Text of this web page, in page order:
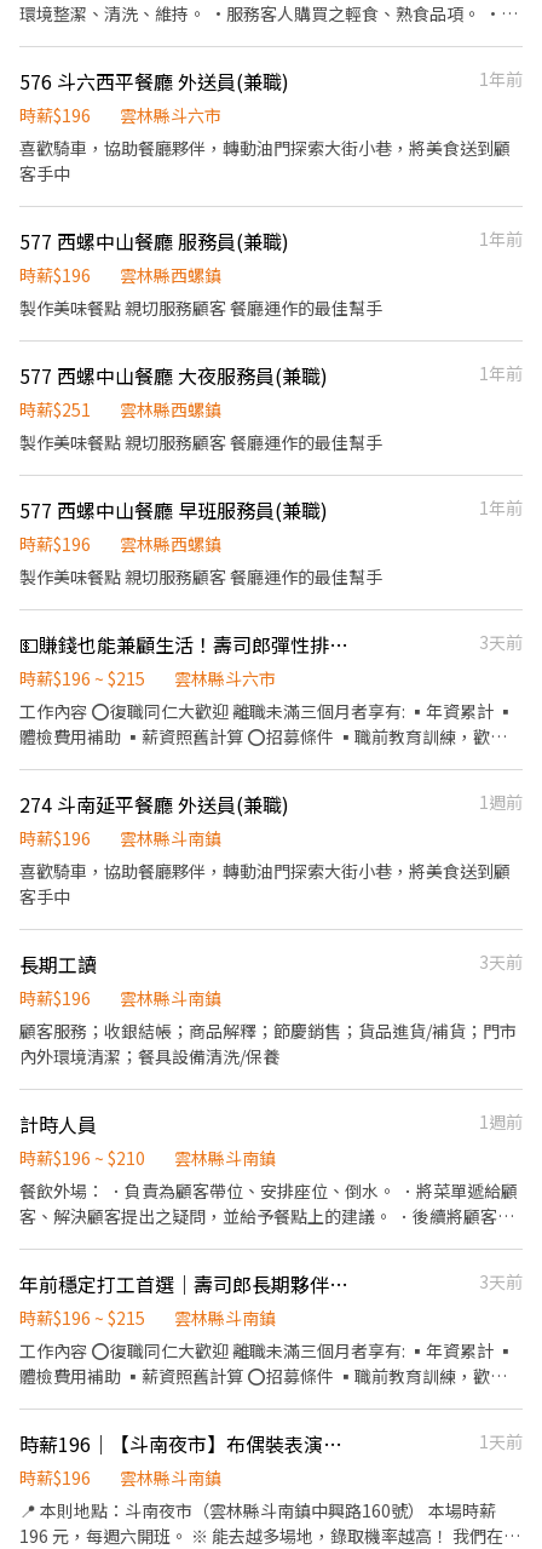
環境整潔、清洗、維持。 ·服務客人購買之輕食、熟食品項。 ·定
576 斗六西平餐廳 外送員(兼職)
1年前
時薪$196
雲林縣斗六市
喜歡騎車，協助餐廳夥伴，轉動油門探索大街小巷，將美食送到顧
客手中
577 西螺中山餐廳 服務員(兼職)
1年前
時薪$196
雲林縣西螺鎮
製作美味餐點 親切服務顧客 餐廳運作的最佳幫手
577 西螺中山餐廳 大夜服務員(兼職)
1年前
時薪$251
雲林縣西螺鎮
製作美味餐點 親切服務顧客 餐廳運作的最佳幫手
577 西螺中山餐廳 早班服務員(兼職)
1年前
時薪$196
雲林縣西螺鎮
製作美味餐點 親切服務顧客 餐廳運作的最佳幫手
💵賺錢也能兼顧生活！壽司郎彈性排班招募
3天前
時薪$196 ~ $215
雲林縣斗六市
工作內容 ⭕復職同仁大歡迎 離職未滿三個月者享有: ▪年資累計 ▪
體檢費用補助 ▪薪資照舊計算 ⭕招募條件 ▪職前教育訓練，歡迎
客入座→介紹、服務→商品提供→食材補充→確認結帳金額→收銀
結帳 等 ▪內場 商品進貨、準備、整理→料理製作→提供餐點→餐具
清洗洗碗→庫存盤點、出貨 等 ⭕獎金福利 ▪生日禮券 ▪不定期活
動競賽獎金 ▪一年4次考核及調薪 ▪加班費可是以【5分鐘】為單位
烹飪技巧，還可接觸店鋪的經營管理，例如：成本控管及數據分析
等專業知識 ▪升遷快速且制度完善，依努力及成果將有升遷加薪的
機會 ▪享有完善的福利制度，加班費為5分鐘為單位計算，重視員
工的辛勤付出 ▪計畫拓展全台灣，讓更多人有機會品嚐美味平價壽
司，致力成為頂尖品牌 職務類別 餐飲服務生、工讀生、門市／店員
／專櫃人員 工作待遇 時薪196~215元 （固定或變動薪資因個人資歷
或績效而異） 工作性質 兼職 - 長期工讀、假日工讀、寒假工讀 上班
8:30~23:30，需輪班 休假制度 依公司規定 可上班日 一個月內 需求
人數 1~20人
274 斗南延平餐廳 外送員(兼職)
1週前
時薪$196
雲林縣斗南鎮
喜歡騎車，協助餐廳夥伴，轉動油門探索大街小巷，將美食送到顧
客手中
長期工讀
3天前
時薪$196
雲林縣斗南鎮
顧客服務；收銀結帳；商品解釋；節慶銷售；貨品進貨/補貨；門市
內外環境清潔；餐具設備清洗/保養
計時人員
1週前
時薪$196 ~ $210
雲林縣斗南鎮
餐飲外場： ．負責為顧客帶位、安排座位、倒水。 ．將菜單遞給顧
客、解決顧客提出之疑問，並給予餐點上的建議。 ．後續將顧客點
負責結帳、收銀等工作。 餐飲內場： ．擔任廚師的助手，處理烹飪
前與烹飪中之準備工作與其他餐廳相關事務。 ．負責洗、剝、削、
切各種食材。 ．負責清理工作環境、設備和餐具。 ．準備不同餐點
所需要的食材。 ．協助測量食材的容量與重量。 ．負責擺盤、打包
年前穩定打工首選｜壽司郎長期夥伴募集中｜時薪196起
3天前
時薪$196 ~ $215
雲林縣斗南鎮
工作內容 ⭕復職同仁大歡迎 離職未滿三個月者享有: ▪年資累計 ▪
體檢費用補助 ▪薪資照舊計算 ⭕招募條件 ▪職前教育訓練，歡迎
客入座→介紹、服務→商品提供→食材補充→確認結帳金額→收銀
結帳 等 ▪內場 商品進貨、準備、整理→料理製作→提供餐點→餐具
清洗洗碗→庫存盤點、出貨 等 ⭕獎金福利 ▪生日禮券 ▪不定期活
動競賽獎金 ▪一年4次考核及調薪 ▪加班費可是以【5分鐘】為單位
時薪196｜【斗南夜市】布偶裝表演｜自主報班・無經驗可
1天前
時薪$196
雲林縣斗南鎮
📍 本則地點：斗南夜市（雲林縣斗南鎮中興路160號） 本場時薪
196 元，每週六開班。 ※ 能去越多場地，錄取機率越高！ 我們在雲